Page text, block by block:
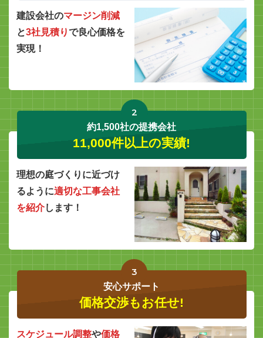
建設会社のマージン削減
と3社見積りで良心価格を
実現！
2
約1,500社の提携会社
11,000件以上の実績!
理想の庭づくりに近づけ
るように適切な工事会社
を紹介します！
3
安心サポート
価格交渉もお任せ!
スケジュール調整や価格